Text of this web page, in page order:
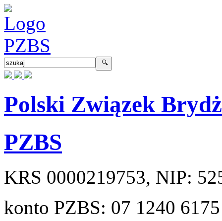
Polski Związek
PZBS
KRS 0000219753, NIP:
konto PZBS: 07 1240